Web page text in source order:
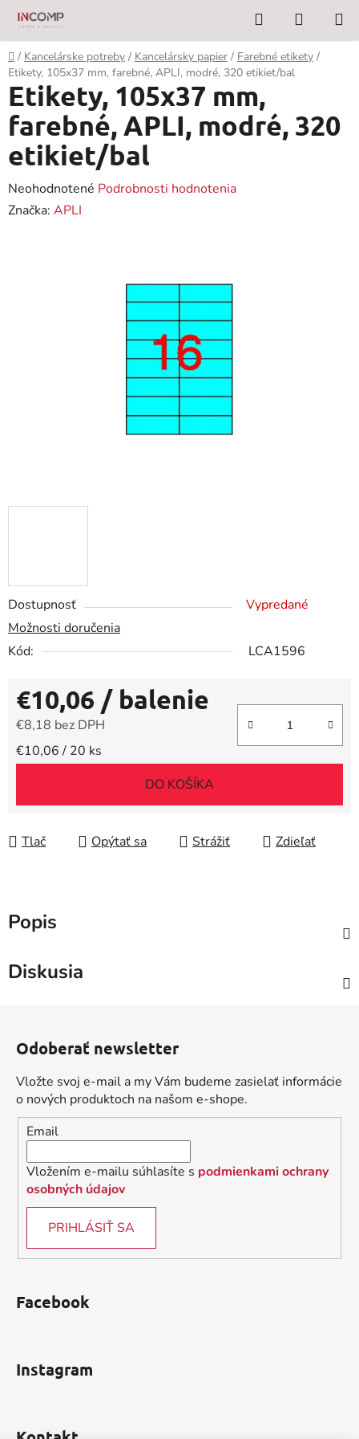
Prejsť
obsah
Hľadať
KOŠÍK
Domov
/ Kancelárske potreby / Kancelársky papier / Farebné etikety /
Etikety, 105x37 mm, farebné, APLI, modré, 320 etikiet/bal
Dostupnosť
Vypredané
Možnosti doručenia
Kód:
LCA1596
€10,06 / balenie
€8,18 bez DPH
Jednotková cena:
€10,06 / 20 ks
DO KOŠÍKA
Tlač Opýtať sa Strážiť Zdieľať
Etikety, 105x37 mm,
farebné, APLI, modré, 320
etikiet/bal
Priemerné
hodnotenie
Neohodnotené Podrobnosti hodnotenia
Značka: APLI
Popis
Diskusia
Odoberať newsletter
Vložte svoj e-mail a my Vám budeme zasielať informácie
o nových produktoch na našom e-shope.
Email
Vložením e-mailu súhlasíte s podmienkami ochrany
osobných údajov
PRIHLÁSIŤ SA
Facebook
Instagram